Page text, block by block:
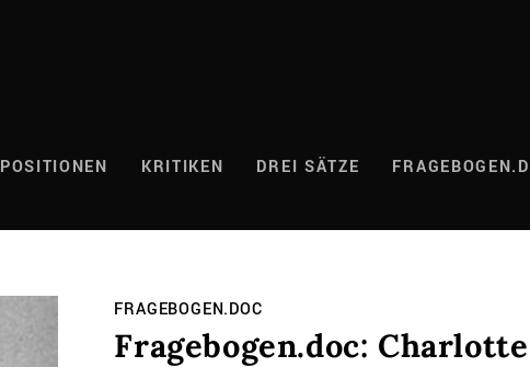
POSITIONEN KRITIKEN DREI SÄTZE
FRAGEBOGEN.DOC
Fragebogen.doc: